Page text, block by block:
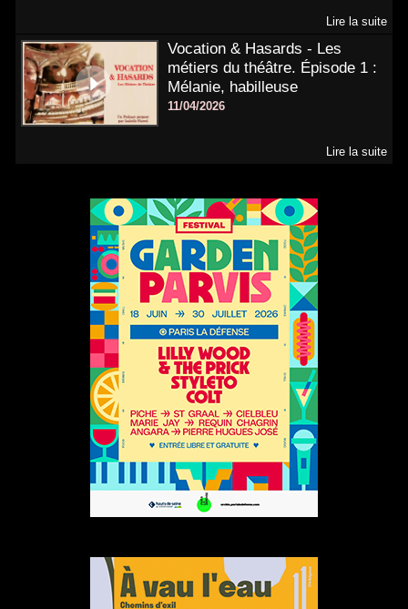
Lire la suite
Vocation & Hasards - Les
métiers du théâtre. Épisode 1 :
Mélanie, habilleuse
11/04/2026
Lire la suite